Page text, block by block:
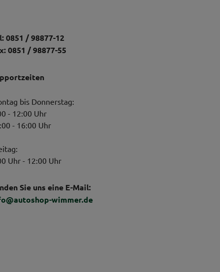
0851 / 98877-12
0851 / 98877-55
bis Donnerstag:
- 12:00 Uhr
- 16:00 Uhr
Uhr - 12:00 Uhr
Sie uns eine E-Mail:
wimmer.de